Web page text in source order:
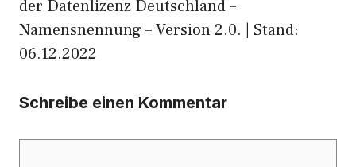
der Datenlizenz Deutschland –
Namensnennung – Version 2.0. | Stand:
06.12.2022
Schreibe einen Kommentar